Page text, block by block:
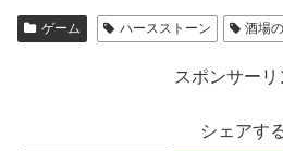
ゲーム ハースストーン 酒場
スポンサーリ
シェアす